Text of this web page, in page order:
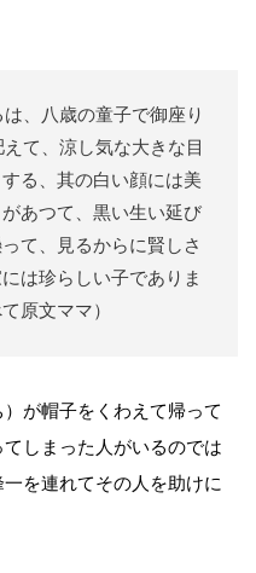
、八歳の童子で御座り
て、涼し気な大きな目
る、其の白い顔には美
あつて、黒い生い延び
て、見るからに賢しさ
は珍らしい子でありま
原文ママ）
が帽子をくわえて帰って
しまった人がいるのでは
を連れてその人を助けに